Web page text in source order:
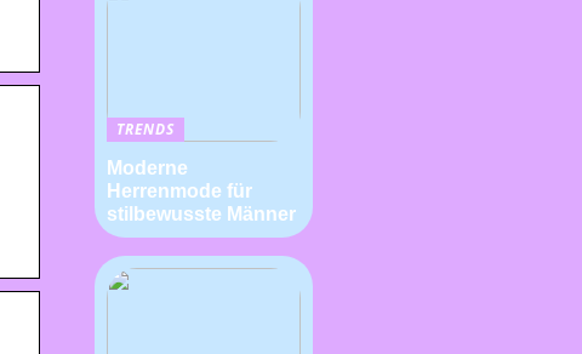
TRENDS
Moderne
Herrenmode für
stilbewusste Männer